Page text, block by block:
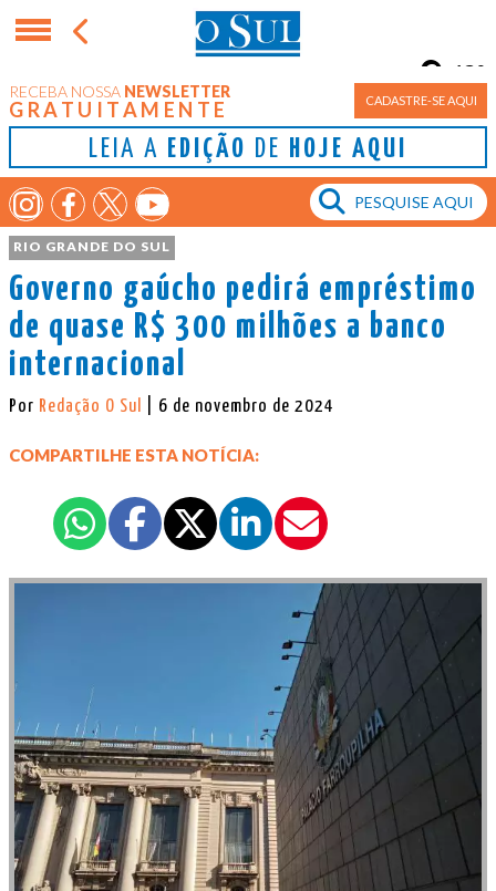
RECEBA NOSSA NEWSLETTER
GRATUITAMENTE CADASTRE-SE AQUI
LEIA A EDIÇÃO DE HOJE AQUI
Porto Alegre
13°
RIO GRANDE DO SUL
Governo gaúcho pedirá empréstimo
de quase R$ 300 milhões a banco
internacional
Por Redação O Sul | 6 de novembro de 2024
COMPARTILHE ESTA NOTÍCIA: